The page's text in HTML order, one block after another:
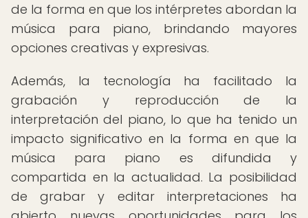
de la forma en que los intérpretes abordan la
música para piano, brindando mayores
opciones creativas y expresivas.
Además, la tecnología ha facilitado la
grabación y reproducción de la
interpretación del piano, lo que ha tenido un
impacto significativo en la forma en que la
música para piano es difundida y
compartida en la actualidad. La posibilidad
de grabar y editar interpretaciones ha